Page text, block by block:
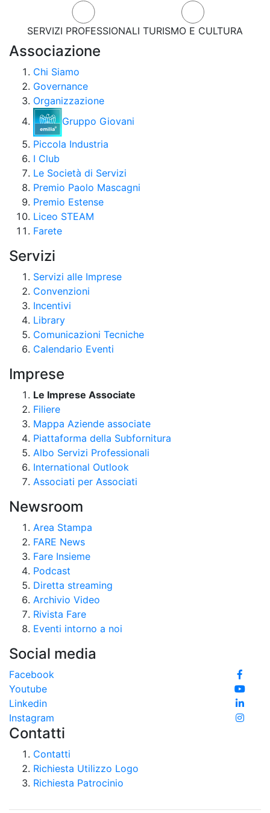
SERVIZI PROFESSIONALI TURISMO E CULTURA
Associazione
Chi Siamo
Governance
Organizzazione
Gruppo Giovani
Piccola Industria
I Club
Le Società di Servizi
Premio Paolo Mascagni
Premio Estense
Liceo STEAM
Farete
Servizi
Servizi alle Imprese
Convenzioni
Incentivi
Library
Comunicazioni Tecniche
Calendario Eventi
Imprese
Le Imprese Associate
Filiere
Mappa Aziende associate
Piattaforma della Subfornitura
Albo Servizi Professionali
International Outlook
Associati per Associati
Newsroom
Area Stampa
FARE News
Fare Insieme
Podcast
Diretta streaming
Archivio Video
Rivista Fare
Eventi intorno a noi
Social media
Facebook
Youtube
Linkedin
Instagram
Contatti
Contatti
Richiesta Utilizzo Logo
Richiesta Patrocinio